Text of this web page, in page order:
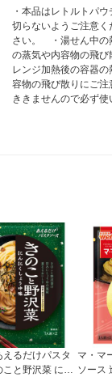
・本品はレトルトパ
切らないようご注意
さい。 ・湯せん中の
の蒸気や内容物の飛
レンジ加熱後の容器
容物の飛び散りにご
ききませんので必ず使
えるだけパスタ
と野沢菜 にん
マ・マ
ソース